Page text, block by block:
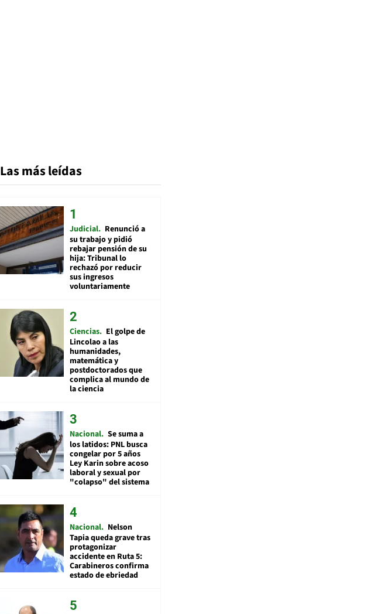
Las más leídas
Judicial Renunció a
su trabajo y pidió
rebajar pensión de su
hija: Tribunal lo
rechazó por reducir
sus ingresos
voluntariamente
Ciencias El golpe de
Lincolao a las
humanidades,
matemática y
postdoctorados que
complica al mundo de
la ciencia
Nacional Se suma a
los latidos: PNL busca
congelar por 5 años
Ley Karin sobre acoso
laboral y sexual por
"colapso" del sistema
Nacional Nelson
Tapia queda grave tras
protagonizar
accidente en Ruta 5:
Carabineros confirma
estado de ebriedad